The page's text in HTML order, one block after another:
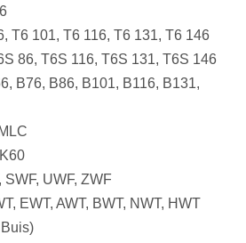
T6 101, T6 116, T6 131, T6 146
86, T6S 116, T6S 131, T6S 146
B76, B86, B101, B116, B131,
SWF, UWF, ZWF
EWT, AWT, BWT, NWT, HWT